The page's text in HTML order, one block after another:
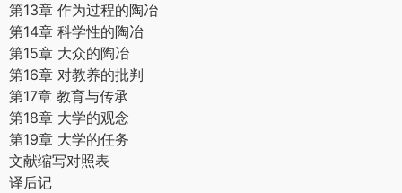
第13章 作为过程的陶冶
第14章 科学性的陶冶
第15章 大众的陶冶
第16章 对教养的批判
第17章 教育与传承
第18章 大学的观念
第19章 大学的任务
文献缩写对照表
译后记